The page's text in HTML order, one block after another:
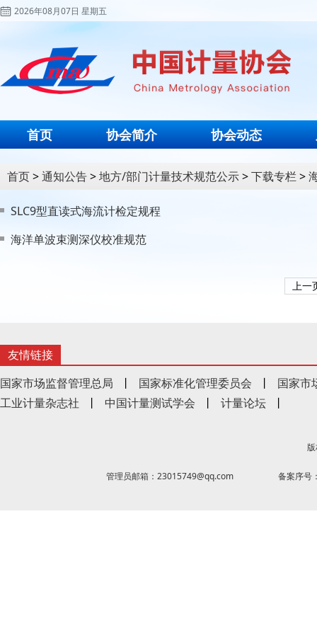
2026年08月07日 星期五
首页 协会简介 协会动态
首页>通知公告>地方/部门计量技术规范公示>下载专栏 >
SLC9型直读式海流计检定规程
海洋单波束测深仪校准规范
上一
友情链接
国家市场监督管理总局
丨 国家标准化管理委员会 丨
国家市
工业计量杂志社
丨 中国计量测试学会 丨 计量论坛 丨
管理员邮箱：23015749@qq.com 备案序号